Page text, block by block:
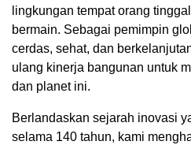
lingkungan tempat orang
bermain. Sebagai pemimpin
cerdas, sehat, dan
ulang kinerja bangunan untuk
dan planet ini.
Berlandaskan sejarah inovasi
selama 140 tahun, kami